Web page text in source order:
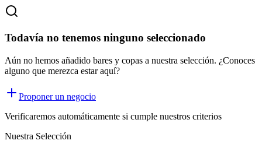
Todavía no tenemos ninguno seleccionado
Aún no hemos añadido bares y copas a nuestra selección. ¿Conoces
alguno que merezca estar aquí?
Proponer un negocio
Verificaremos automáticamente si cumple nuestros criterios
Nuestra Selección